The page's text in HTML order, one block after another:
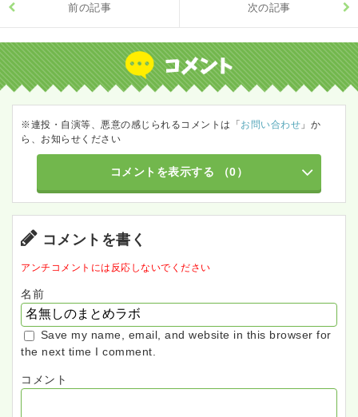
前の記事 次の記事
※連投・自演等、悪意の感じられるコメントは「お問い合わせ 」か
ら、お知らせください
コメントを表示する （0）
コメントを書く
アンチコメントには反応しないでください
名前
Save my name, email, and website in this browser for
the next time I comment.
コメント